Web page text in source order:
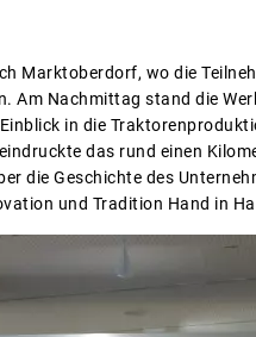
Marktoberdorf, wo die
Am Nachmittag stand die
in die
das rund einen
die Geschichte des
und Tradition Hand in